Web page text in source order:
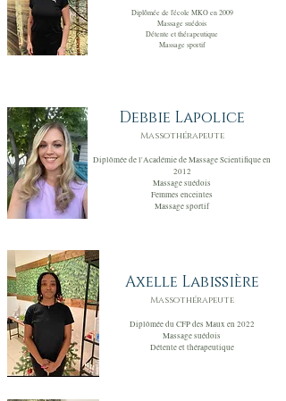
Diplômée de l'école MKO en 2009
Massage suédois
Détente et thérapeutique
Massage sportif
Debbie Lapolice
Massothérapeute
Diplômée de l'Académie de Massage Scientifique en
2012
Massage suédois
Femmes enceintes
Massage sportif
Axelle Labissière
Massothérapeute
Diplômée du CFP des Maux en 2022
Massage suédois
Détente et thérapeutique